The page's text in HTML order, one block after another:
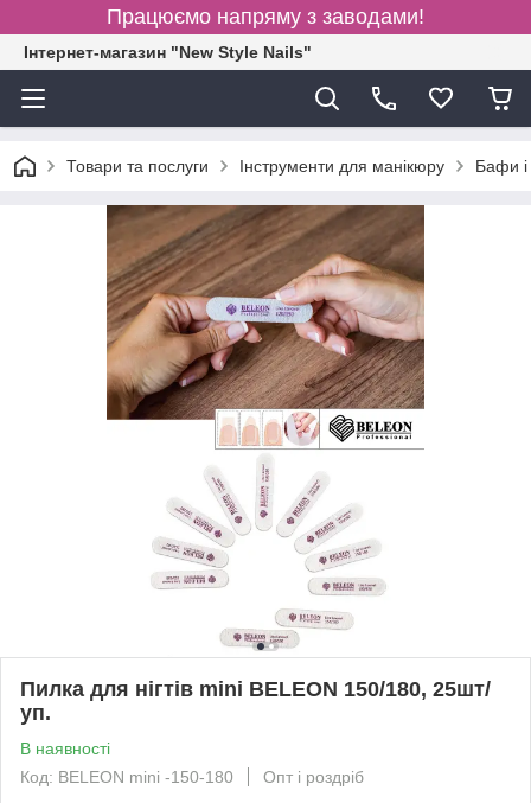
Працюємо напряму з заводами!
Інтернет-магазин "New Style Nails"
Товари та послуги Інструменти для манікюру Бафи і
Пилка для нігтів mini BELEON 150/180, 25шт/
уп.
В наявності
Код: BELEON mini -150-180
Опт і роздріб